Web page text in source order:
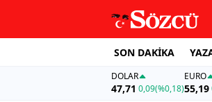
SON DAKİKA
DOLAR
47,71 0,09(%0,18)
EURO
55,19